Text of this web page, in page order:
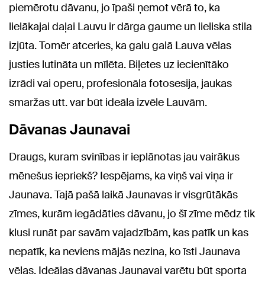
piemērotu dāvanu, jo īpaši ņemot vērā to, ka
lielākajai daļai Lauvu ir dārga gaume un lieliska stila
izjūta. Tomēr atceries, ka galu galā Lauva vēlas
justies lutināta un mīlēta. Biļetes uz iecienītāko
izrādi vai operu, profesionāla fotosesija, jaukas
smaržas utt. var būt ideāla izvēle Lauvām.
Dāvanas Jaunavai
Draugs, kuram svinības ir ieplānotas jau vairākus
mēnešus iepriekš? Iespējams, ka viņš vai viņa ir
Jaunava. Tajā pašā laikā Jaunavas ir visgrūtākās
zīmes, kurām iegādāties dāvanu, jo šī zīme mēdz tik
klusi runāt par savām vajadzībām, kas patīk un kas
nepatīk, ka neviens mājās nezina, ko īsti Jaunava
vēlas. Ideālas dāvanas Jaunavai varētu būt sporta